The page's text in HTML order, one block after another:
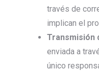
través de
implican el
Transmisión
enviada a
único